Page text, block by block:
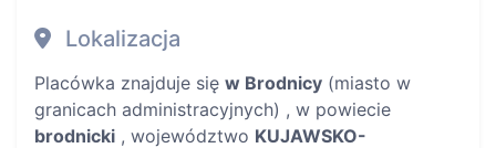
Lokalizacja
Placówka znajduje się w Brodnicy (miasto w
granicach administracyjnych) , w powiecie
brodnicki , województwo KUJAWSKO-